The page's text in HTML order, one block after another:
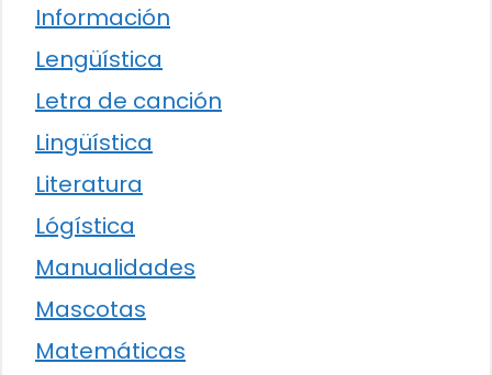
Información
Lengüística
Letra de canción
Lingüística
Literatura
Lógística
Manualidades
Mascotas
Matemáticas